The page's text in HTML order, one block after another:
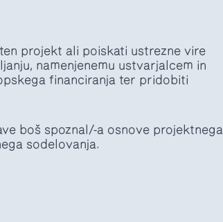
projekt ali poiskati ustrezne vire
namenjenemu ustvarjalcem in
financiranja ter pridobiti
boš spoznal/-a osnove projektnega
sodelovanja.